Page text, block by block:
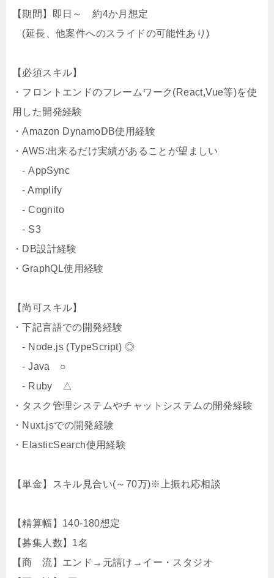
【期間】即日～ 約4か月想定
(延長、他案件へのスライドの可能性あり)
【必須スキル】
・フロントエンドのフレームワーク(React,Vue等)を使
用した開発経験
・Amazon DynamoDB使用経験
・AWS:出来るだけ実績があることが望ましい
- AppSync
- Amplify
- Cognito
- S3
・DB設計経験
・GraphQL使用経験
【尚可スキル】
・下記言語での開発経験
- Node.js (TypeScript) ◎
- Java ○
- Ruby △
・タスク管理システムやチャットシステムの開発経験
・Nuxt.jsでの開発経験
・ElasticSearch使用経験
【単金】スキル見合い(～70万)※上振れ応相談
【精算幅】140-180想定
【募集人数】1名
【商 流】エンド→元請け→イー・スタジオ